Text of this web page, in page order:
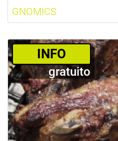
GNOMICS
­INFO
gratuito